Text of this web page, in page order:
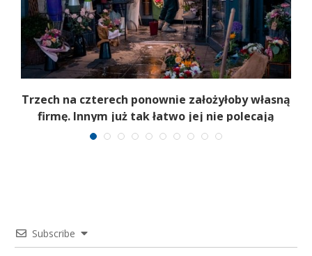
Trzech na czterech ponownie założyłoby własną
firmę. Innym już tak łatwo jej nie polecają
Subscribe